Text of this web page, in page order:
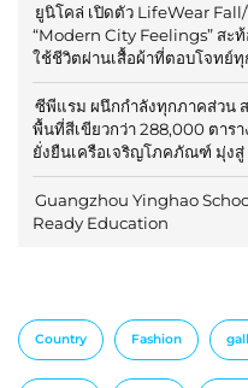
ยูนิโคล่ เปิดตัว LifeWear
“Modern City Feelings” สะ
ใช้ชีวิตผ่านเสื้อผ้าที่ตอบโจทย์ทุ
ซีพีแรม ผนึกกำลังทุกภาคส่วน
พื้นที่สีเขียวกว่า 288,000 ตาร
ยั่งยืนเครือเจริญโภคภัณฑ์ มุ่ง
Guangzhou Yinghao
Ready Education
Country Fashion